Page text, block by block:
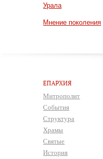
Урала
Мнение поколения
ЕПАРХИЯ
Митрополит
События
Структура
Храмы
Святые
История